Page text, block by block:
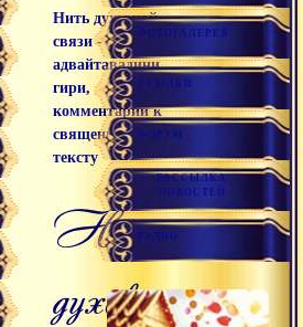
Нить духовной
связи - самайя,
адвайтавадини
гири,
комментарий к
священному
тексту
нить
духовной
ФОТОГАЛЕРЕЯ
ССЫЛКИ
ФОРУМ
РАССЫЛКА
НОВОСТЕЙ
РАДИО